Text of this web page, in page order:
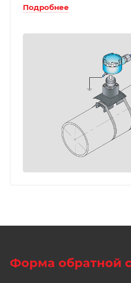
Подробнее
Форма обратной